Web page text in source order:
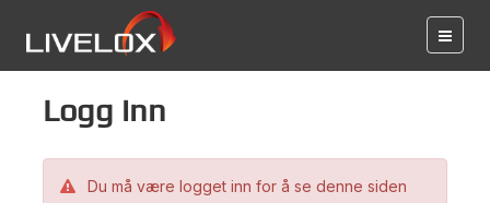
Logg inn
Du må være logget inn for å se denne siden